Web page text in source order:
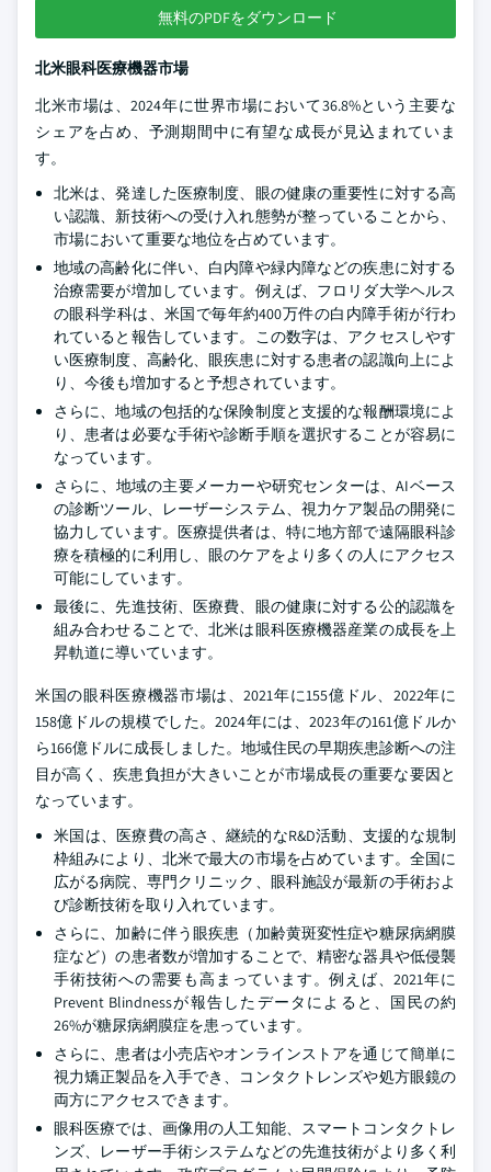
無料のPDFをダウンロード
北米眼科医療機器市場
北米市場は、2024年に世界市場において36.8%という主要な
シェアを占め、予測期間中に有望な成長が見込まれていま
す。
北米は、発達した医療制度、眼の健康の重要性に対する高
い認識、新技術への受け入れ態勢が整っていることから、
市場において重要な地位を占めています。
地域の高齢化に伴い、白内障や緑内障などの疾患に対する
治療需要が増加しています。例えば、フロリダ大学ヘルス
の眼科学科は、米国で毎年約400万件の白内障手術が行わ
れていると報告しています。この数字は、アクセスしやす
い医療制度、高齢化、眼疾患に対する患者の認識向上によ
り、今後も増加すると予想されています。
さらに、地域の包括的な保険制度と支援的な報酬環境によ
り、患者は必要な手術や診断手順を選択することが容易に
なっています。
さらに、地域の主要メーカーや研究センターは、AIベース
の診断ツール、レーザーシステム、視力ケア製品の開発に
協力しています。医療提供者は、特に地方部で遠隔眼科診
療を積極的に利用し、眼のケアをより多くの人にアクセス
可能にしています。
最後に、先進技術、医療費、眼の健康に対する公的認識を
組み合わせることで、北米は眼科医療機器産業の成長を上
昇軌道に導いています。
米国の眼科医療機器市場は、2021年に155億ドル、2022年に
158億ドルの規模でした。2024年には、2023年の161億ドルか
ら166億ドルに成長しました。地域住民の早期疾患診断への注
目が高く、疾患負担が大きいことが市場成長の重要な要因と
なっています。
米国は、医療費の高さ、継続的なR&D活動、支援的な規制
枠組みにより、北米で最大の市場を占めています。全国に
広がる病院、専門クリニック、眼科施設が最新の手術およ
び診断技術を取り入れています。
さらに、加齢に伴う眼疾患（加齢黄斑変性症や糖尿病網膜
症など）の患者数が増加することで、精密な器具や低侵襲
手術技術への需要も高まっています。例えば、2021年に
Prevent Blindnessが報告したデータによると、国民の約
26%が糖尿病網膜症を患っています。
さらに、患者は小売店やオンラインストアを通じて簡単に
視力矯正製品を入手でき、コンタクトレンズや処方眼鏡の
両方にアクセスできます。
眼科医療では、画像用の人工知能、スマートコンタクトレ
ンズ、レーザー手術システムなどの先進技術がより多く利